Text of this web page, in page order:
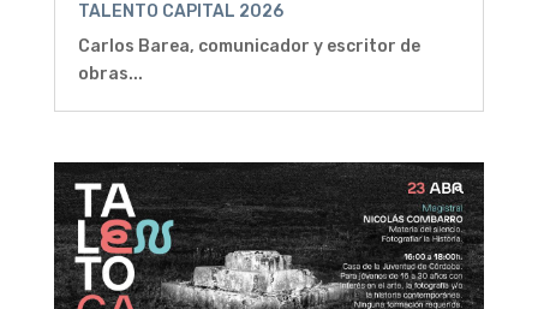
TALENTO CAPITAL 2026
Carlos Barea, comunicador y escritor de
obras...